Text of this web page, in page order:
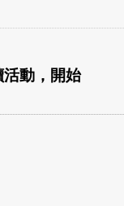
動，開始